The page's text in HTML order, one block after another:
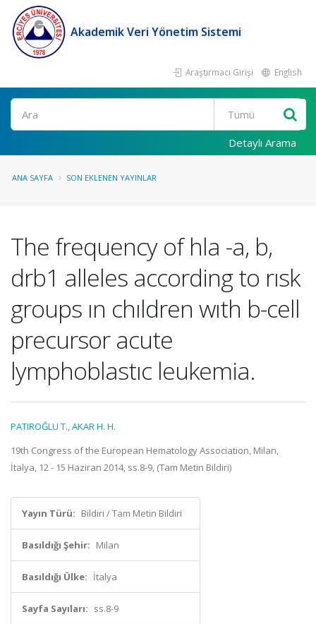
Akademik Veri Yönetim Sistemi
Araştırmacı Girişi English
Ara
Detaylı Arama
ANA SAYFA SON EKLENEN YAYINLAR
The frequency of hla -a, b,
drb1 alleles according to rısk
groups ın chıldren wıth b-cell
precursor acute
lymphoblastıc leukemia.
PATIROĞLU T.,AKAR H. H.
19th Congress of the European Hematology Association, Milan,
İtalya, 12 - 15 Haziran 2014, ss.8-9, (Tam Metin Bildiri)
Yayın Türü: Bildiri / Tam Metin Bildiri
Basıldığı Şehir: Milan
Basıldığı Ülke: İtalya
Sayfa Sayıları: ss.8-9